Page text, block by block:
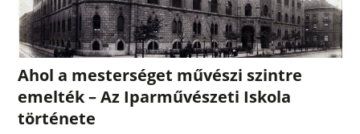
Ahol a mesterséget művészi szintre
emelték – Az Iparművészeti Iskola
története